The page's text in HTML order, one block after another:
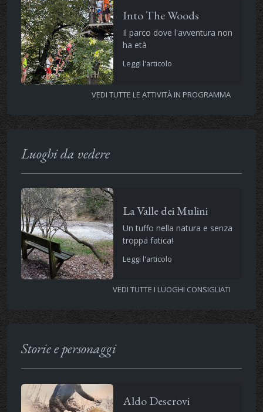
Into The Woods
Il parco dove l'avventura non
ha età
Leggi l'articolo
VEDI TUTTE LE ATTIVITÀ IN PROGRAMMA
Luoghi da vedere
La Valle dei Mulini
Un tuffo nella natura e senza
troppa fatica!
Leggi l'articolo
VEDI TUTTE I LUOGHI CONSIGLIATI
Storie e personaggi
Aldo Descrovi